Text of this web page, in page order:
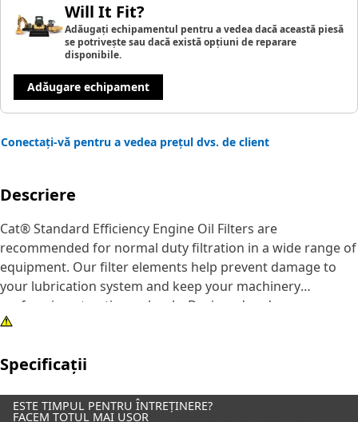
Will It Fit?
Adăugați echipamentul pentru a vedea dacă această piesă
se potrivește sau dacă există opțiuni de reparare
disponibile.
Adăugare echipament
Conectați-vă pentru a vedea prețul dvs. de client
Descriere
Cat® Standard Efficiency Engine Oil Filters are
recommended for normal duty filtration in a wide range of
equipment. Our filter elements help prevent damage to
your lubrication system and keep your machinery
performing at optimum levels. Designed and
manufactured by the same company that makes your Cat
equipment.
Our highly-differentiated lube filters use fiberglass spiral
Specificații
ESTE TIMPUL PENTRU ÎNTREȚINERE?
FACEM TOTUL MAI UȘOR